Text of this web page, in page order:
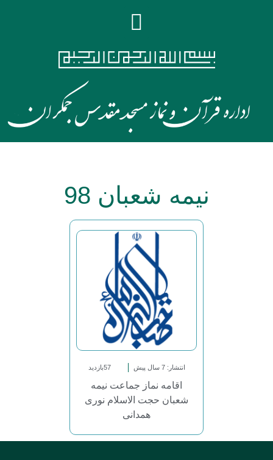
نیمه شعبان 98
انتشار: 7 سال پیش 57بازدید
اقامه نماز جماعت نیمه
شعبان حجت الاسلام نوری
همدانی